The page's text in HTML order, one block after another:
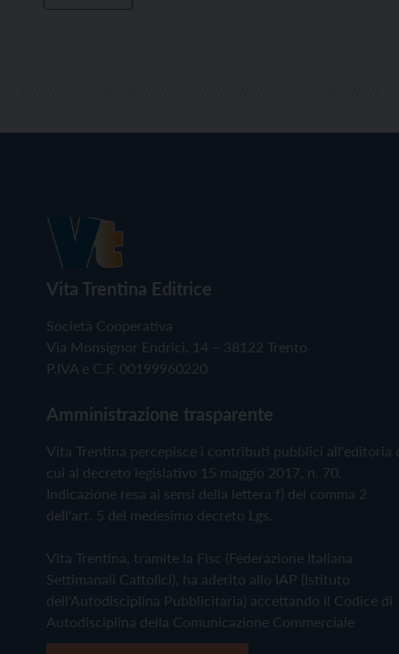
Vita Trentina Editrice
Società Cooperativa
Via Monsignor Endrici, 14 – 38122 Trento
P.IVA e C.F. 00199960220
Amministrazione trasparente
Vita Trentina percepisce i contributi pubblici all'editoria
cui al decreto legislativo 15 maggio 2017, n. 70.
Indicazione resa ai sensi della lettera f) del comma 2
dell'art. 5 del medesimo decreto Lgs.
Vita Trentina, tramite la Fisc (Federazione Italiana
Settimanali Cattolici), ha aderito allo IAP (Istituto
dell'Autodisciplina Pubblicitaria) accettando il Codice di
Autodisciplina della Comunicazione Commerciale